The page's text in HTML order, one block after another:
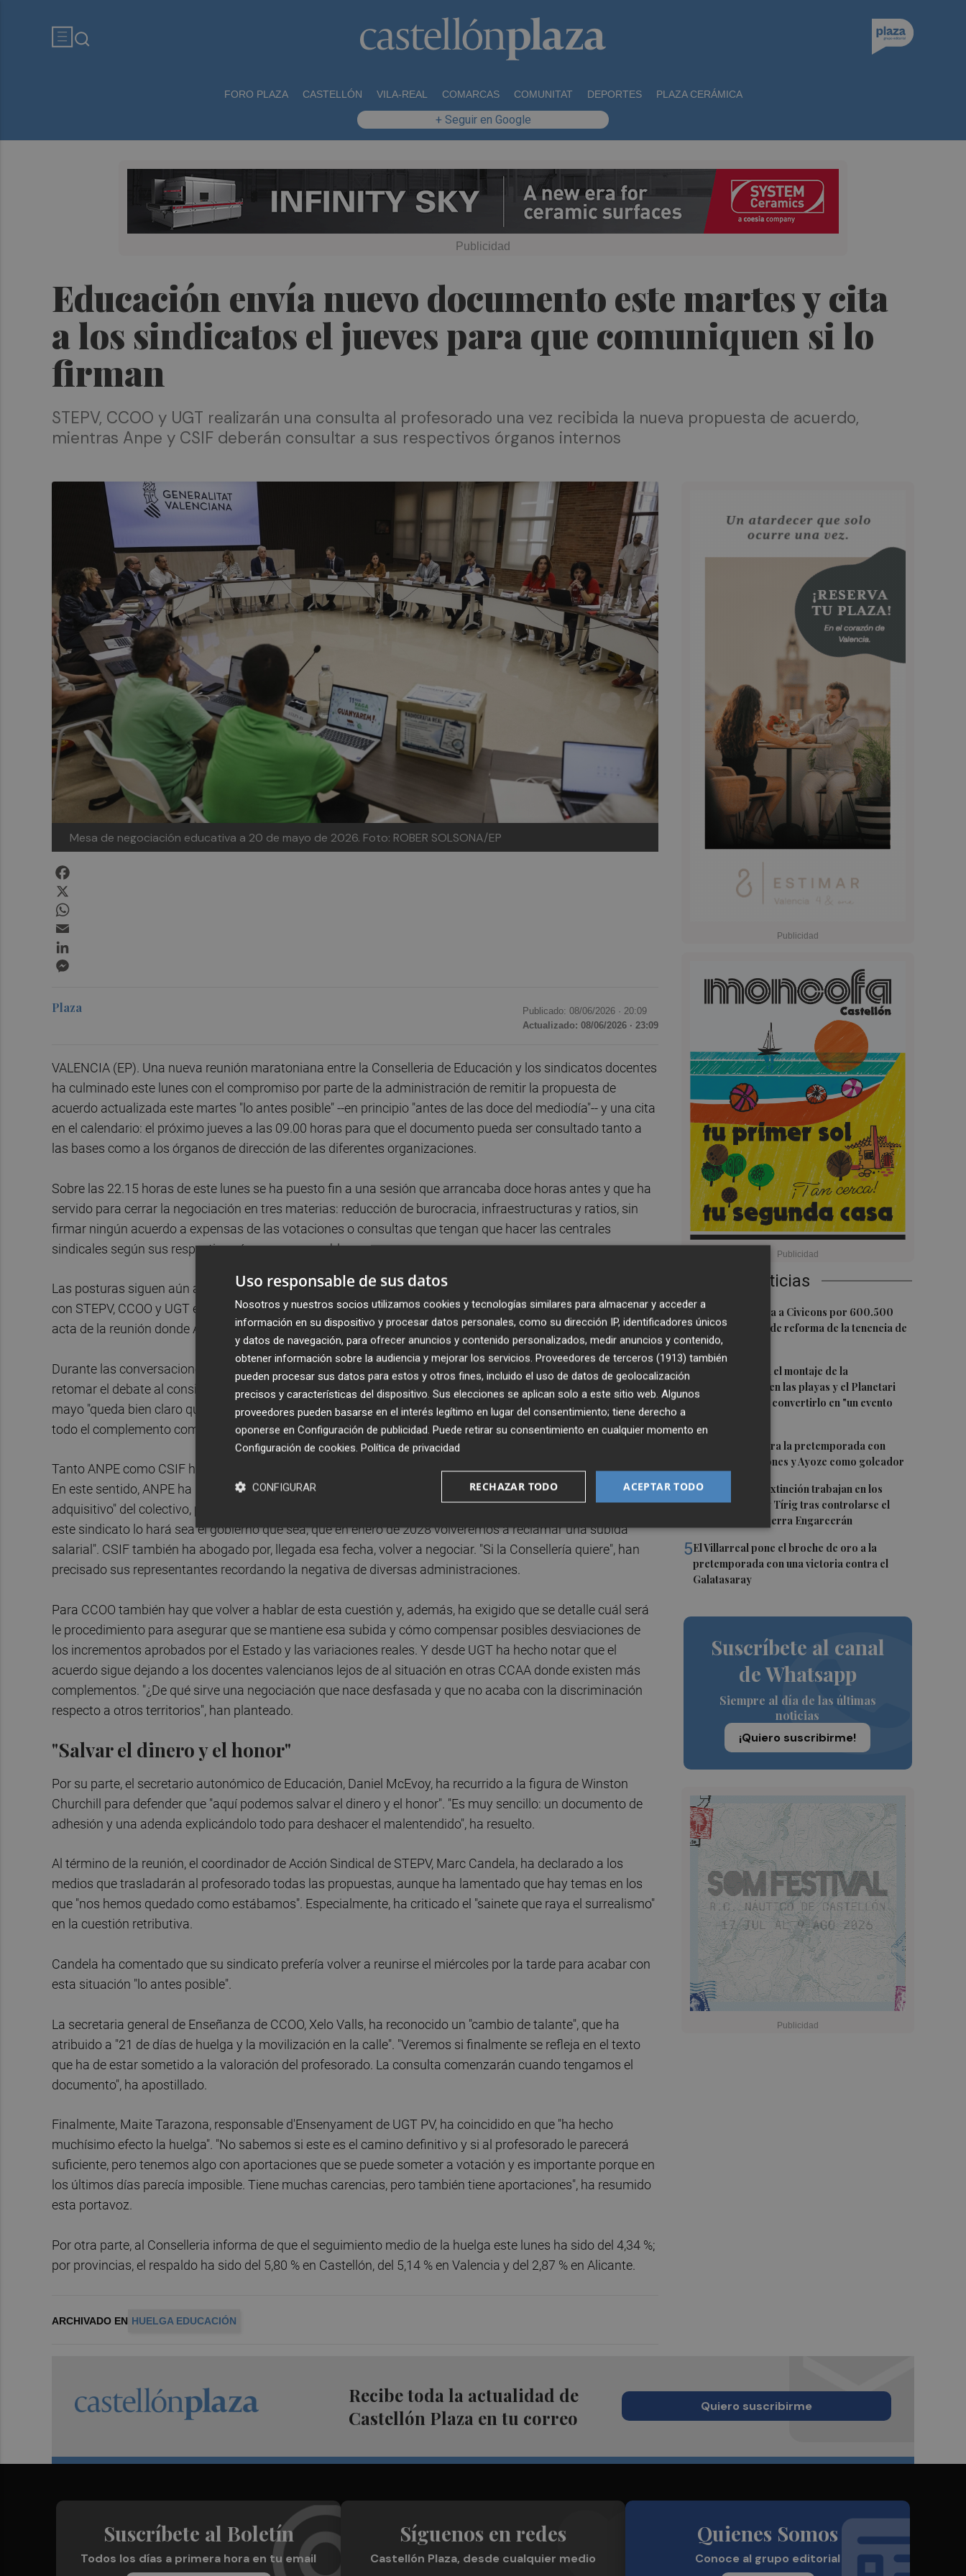
FORO PLAZA CASTELLÓN VILA-REAL COMARCAS COMUNITAT DEPORTES PLAZA CERÁMICA
+ Seguir en Google
Educación envía nuevo documento este martes y cita
a los sindicatos el jueves para que comuniquen si lo
firman
STEPV, CCOO y UGT realizarán una consulta al profesorado una vez recibida la nueva propuesta de acuerdo,
mientras Anpe y CSIF deberán consultar a sus respectivos órganos internos
Mesa de negociación educativa a 20 de mayo de 2026. Foto: ROBER SOLSONA/EP
Últimas Noticias
1Castelló adjudica a Civicons por 600.500
euros las obras de reforma de la tenencia de
alcaldía sur
2
Castelló acelera el montaje de la
infraestructura en las playas y el Planetari
del eclipse para convertirlo en "un evento
El Villarreal cierra la pretemporada con
buenas sensaciones y Ayoze como goleador
4Los medios de extinción trabajan en los
frentes de Catí y Tírig tras controlarse el
incendio de la Sierra Engarcerán
5El Villarreal pone el broche de oro a la
pretemporada con una victoria contra el
Galatasaray
Suscríbete al canal
de Whatsapp
Siempre al día de las últimas
noticias
¡Quiero suscribirme!
Plaza Publicado: 08/06/2026 · 20:09
Actualizado: 08/06/2026 · 23:09
VALENCIA (EP). Una nueva reunión maratoniana entre la Conselleria de Educación y los sindicatos docentes
ha culminado este lunes con el compromiso por parte de la administración de remitir la propuesta de
acuerdo actualizada este martes "lo antes posible" --en principio "antes de las doce del mediodía"-- y una cita
en el calendario: el próximo jueves a las 09.00 horas para que el documento pueda ser consultado tanto a
las bases como a los órganos de dirección de las diferentes organizaciones.
Sobre las 22.15 horas de este lunes se ha puesto fin a una sesión que arrancaba doce horas antes y que ha
servido para cerrar la negociación en tres materias: reducción de burocracia, infraestructuras y ratios, sin
firmar ningún acuerdo a expensas de las votaciones o consultas que tengan que hacer las centrales
sindicales según sus respectivos órganos y asambleas.
Las posturas siguen aún alejadas en otros temas, uno de los "más conflictivos" el de la subida retributiva,
con STEPV, CCOO y UGT exigiendo que se reabra este punto, más aún después de conocer el borrador del
acta de la reunión donde ANPE y CSIF acabaron suscribiendo el acuerdo salarial.
Durante las conversaciones, que por segunda vez se han podido seguir en streaming, STEPV ha exigido
retomar el debate al considerar que el acuerdo firmado es "nulo", ya que en el borrador del acta del día 25 de
mayo "queda bien claro que la revisión al IPC se refería solo a los 50 euros a pagar en enero del 2028" y no a
todo el complemento como se plasmó después.
Tanto ANPE como CSIF han defendido el pacto firmado al creerlo bueno para el conjunto del profesorado.
En este sentido, ANPE ha remarcado que 200 euros "no es suficiente teniendo en cuenta la pérdida de poder
adquisitivo" del colectivo, pero ha subrayado que el aumento se hará en 15 meses. "Eso no quiere decir, y
este sindicato lo hará sea el gobierno que sea, que en enero de 2028 volveremos a reclamar una subida
salarial". CSIF también ha abogado por, llegada esa fecha, volver a negociar. "Si la Consellería quiere", han
precisado sus representantes recordando la negativa de diversas administraciones.
Para CCOO también hay que volver a hablar de esta cuestión y, además, ha exigido que se detalle cuál será
le procedimiento para asegurar que se mantiene esa subida y cómo compensar posibles desviaciones de
los incrementos aprobados por el Estado y las variaciones reales. Y desde UGT ha hecho notar que el
acuerdo sigue dejando a los docentes valencianos lejos de al situación en otras CCAA donde existen más
complementos. "¿De qué sirve una negociación que nace desfasada y que no acaba con la discriminación
respecto a otros territorios", han planteado.
"Salvar el dinero y el honor"
Por su parte, el secretario autonómico de Educación, Daniel McEvoy, ha recurrido a la figura de Winston
Churchill para defender que "aquí podemos salvar el dinero y el honor". "Es muy sencillo: un documento de
adhesión y una adenda explicándolo todo para deshacer el malentendido", ha resuelto.
Al término de la reunión, el coordinador de Acción Sindical de STEPV, Marc Candela, ha declarado a los
medios que trasladarán al profesorado todas las propuestas, aunque ha lamentado que hay temas en los
que "nos hemos quedado como estábamos". Especialmente, ha criticado el "sainete que raya el surrealismo"
en la cuestión retributiva.
Candela ha comentado que su sindicato prefería volver a reunirse el miércoles por la tarde para acabar con
esta situación "lo antes posible".
La secretaria general de Enseñanza de CCOO, Xelo Valls, ha reconocido un "cambio de talante", que ha
atribuido a "21 de días de huelga y la movilización en la calle". "Veremos si finalmente se refleja en el texto
que ha de estar sometido a la valoración del profesorado. La consulta comenzarán cuando tengamos el
documento", ha apostillado.
Finalmente, Maite Tarazona, responsable d'Ensenyament de UGT PV, ha coincidido en que "ha hecho
muchísimo efecto la huelga". "No sabemos si este es el camino definitivo y si al profesorado le parecerá
suficiente, pero tenemos algo con aportaciones que se puede someter a votación y es importante porque en
los últimos días parecía imposible. Tiene muchas carencias, pero también tiene aportaciones", ha resumido
esta portavoz.
Por otra parte, al Conselleria informa de que el seguimiento medio de la huelga este lunes ha sido del 4,34 %;
por provincias, el respaldo ha sido del 5,80 % en Castellón, del 5,14 % en Valencia y del 2,87 % en Alicante.
ARCHIVADO EN HUELGA EDUCACIÓN
Recibe toda la actualidad de
Castellón Plaza en tu correo
Quiero suscribirme
Suscríbete al Boletín
Todos los días a primera hora en tu email
Síguenos en redes
Castellón Plaza, desde cualquier medio
Quienes Somos
Conoce al grupo editorial
Uso responsable de sus datos
Nosotros y nuestros socios utilizamos cookies y tecnologías similares para almacenar y acceder a
información en su dispositivo y procesar datos personales, como su dirección IP, identificadores únicos
y datos de navegación, para ofrecer anuncios y contenido personalizados, medir anuncios y contenido,
obtener información sobre la audiencia y mejorar los servicios. Proveedores de terceros (1913) también
pueden procesar sus datos para estos y otros fines, incluido el uso de datos de geolocalización
precisos y características del dispositivo. Sus elecciones se aplican solo a este sitio web. Algunos
proveedores pueden basarse en el interés legítimo en lugar del consentimiento; tiene derecho a
oponerse en Configuración de publicidad. Puede retirar su consentimiento en cualquier momento en
Configuración de cookies. Política de privacidad
ACEPTAR TODO
RECHAZAR TODO
CONFIGURAR